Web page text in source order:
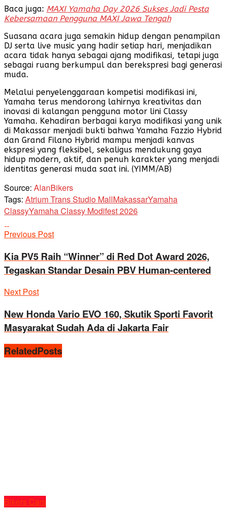
Baca juga: MAXI Yamaha Day 2026 Sukses Jadi Pesta
Kebersamaan Pengguna MAXI Jawa Tengah
Suasana acara juga semakin hidup dengan penampilan
DJ serta live music yang hadir setiap hari, menjadikan
acara tidak hanya sebagai ajang modifikasi, tetapi juga
sebagai ruang berkumpul dan berekspresi bagi generasi
muda.
Melalui penyelenggaraan kompetisi modifikasi ini,
Yamaha terus mendorong lahirnya kreativitas dan
inovasi di kalangan pengguna motor lini Classy
Yamaha. Kehadiran berbagai karya modifikasi yang unik
di Makassar menjadi bukti bahwa Yamaha Fazzio Hybrid
dan Grand Filano Hybrid mampu menjadi kanvas
ekspresi yang fleksibel, sekaligus mendukung gaya
hidup modern, aktif, dan penuh karakter yang menjadi
identitas generasi muda saat ini. (YIMM/AB)
Source: AlanBikers
Tags: Atrium Trans Studio MallMakassarYamaha
ClassyYamaha Classy Modifest 2026
Previous Post
Kia PV5 Raih “Winner” di Red Dot Award 2026,
Tegaskan Standar Desain PBV Human-centered
Next Post
New Honda Vario EVO 160, Skutik Sporti Favorit
Masyarakat Sudah Ada di Jakarta Fair
RelatedPosts
Bikers Cars